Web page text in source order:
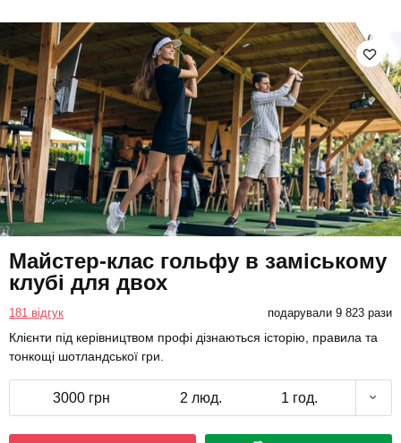
Майстер-клас гольфу в заміському
клубі для двох
181 відгук подарували 9 823 рази
Клієнти під керівництвом профі дізнаються історію, правила та
тонкощі шотландської гри.
3000 грн 2 люд. 1 год.